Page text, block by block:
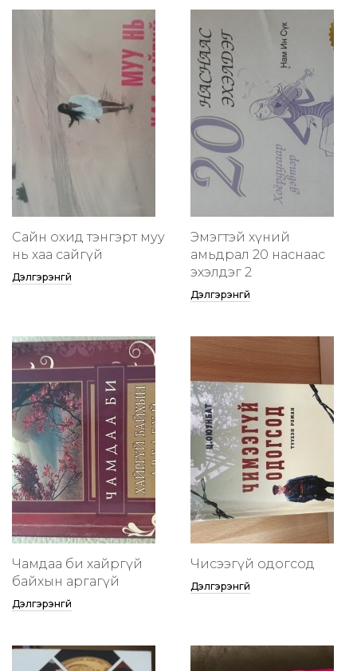
Сайн охид тэнгэрт муу
нь хаа сайгүй
Дэлгэрэнгүй
Эмэгтэй хүний
амьдрал 20 наснаас
эхэлдэг 2
Дэлгэрэнгүй
Чамдаа би хайргүй
байхын аргагүй
Дэлгэрэнгүй
Чисээгүй одогсод
Дэлгэрэнгүй